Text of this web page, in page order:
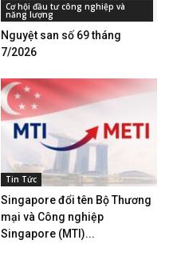
Cơ hội đầu tư công nghiệp và
năng lượng
Nguyệt san số 69 tháng
7/2026
Tin Tức
Singapore đổi tên Bộ Thương
mại và Công nghiệp
Singapore (MTI)...